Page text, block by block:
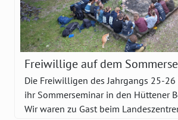
Freiwillige auf dem
Die Freiwilligen des Jahrgangs 25-
ihr Sommerseminar in den Hüttener
Wir waren zu Gast beim